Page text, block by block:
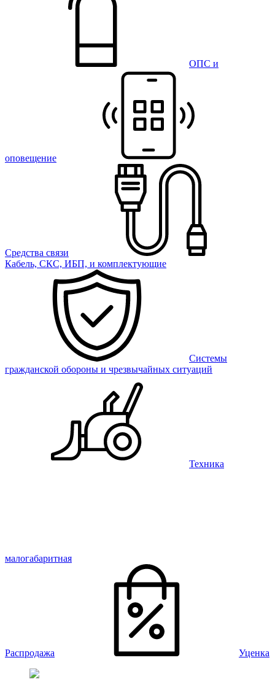
ОПС и
оповещение
Средства связи
Кабель, СКС, ИБП, и комплектующие
Системы
гражданской обороны и чрезвычайных ситуаций
Техника
малогабаритная
Распродажа Уценка